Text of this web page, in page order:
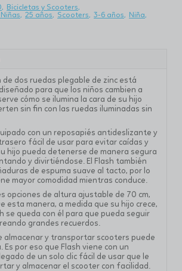
Bicicletas y Scooters
25 años Scooters 3-6 años
Niña
de dos ruedas plegable de zinc está
para que los niños cambien a
cómo se ilumina la cara de su hijo
sin fin con las ruedas iluminadas sin
con un reposapiés antideslizante y
fácil de usar para evitar caídas y
hijo pueda detenerse de manera segura
y divirtiéndose. El Flash también
de espuma suave al tacto, por lo
mayor comodidad mientras conduce.
opciones de altura ajustable de 70 cm,
esta manera, a medida que su hijo crece,
se queda con él para que pueda seguir
grandes recuerdos.
almacenar y transportar scooters puede
Es por eso que Flash viene con un
de un solo clic fácil de usar que le
y almacenar el scooter con facilidad.